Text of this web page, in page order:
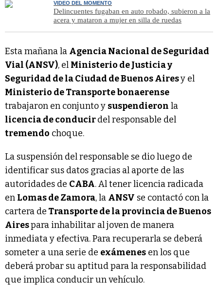
VIDEO DEL MOMENTO
Delincuentes fugaban en auto robado, subieron a la
acera y mataron a mujer en silla de ruedas
Esta mañana la Agencia Nacional de Seguridad
Vial (ANSV), el Ministerio de Justicia y
Seguridad de la Ciudad de Buenos Airesy el
Ministerio de Transporte bonaerense
trabajaron en conjunto y suspendieron la
licencia de conducirdel responsable del
tremendo choque.
La suspensión del responsable se dio luego de
identificar sus datos gracias al aporte de las
autoridades de CABA. Al tener licencia radicada
en Lomas de Zamora, la ANSV se contactó con la
cartera de Transporte de la provincia de Buenos
Airespara inhabilitar al joven de manera
inmediata y efectiva. Para recuperarla se deberá
someter a una serie de exámenes en los que
deberá probar su aptitud para la responsabilidad
que implica conducir un vehículo.